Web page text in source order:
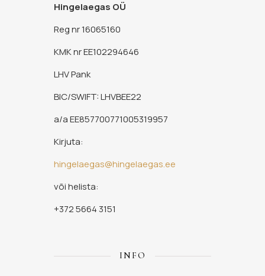
Hingelaegas OÜ
Reg nr 16065160
KMK nr EE102294646
LHV Pank
BIC/SWIFT: LHVBEE22
a/a EE857700771005319957
Kirjuta:
hingelaegas@hingelaegas.ee
või helista:
+372 5664 3151
INFO